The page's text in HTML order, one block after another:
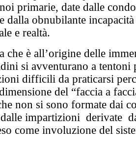
primarie, date dalle
dalla obnubilante
e realtà.
che è all’origine delle
si avventurano a tentoni
difficili da praticarsi
del “faccia a
non si sono formate dai
impartizioni derivate
come involuzione del